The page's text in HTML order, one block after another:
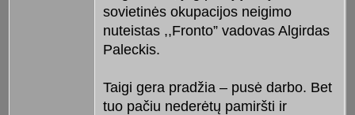
sovietinės okupacijos neigimo
nuteistas ,,Fronto” vadovas Algirdas
Paleckis.
Taigi gera pradžia – pusė darbo. Bet
tuo pačiu nederėtų pamiršti ir